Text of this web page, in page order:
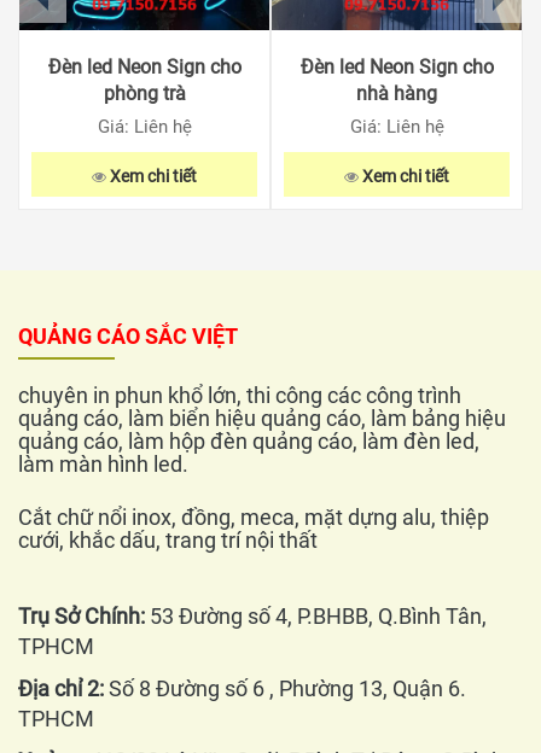
Đèn led Neon Sign cho
phòng trà
Giá: Liên hệ
Xem chi tiết
Đèn led Neon Sign cho
nhà hàng
Giá: Liên hệ
Xem chi tiết
QUẢNG CÁO SẮC VIỆT
chuyên in phun khổ lớn, thi công các công trình
quảng cáo, làm biển hiệu quảng cáo, làm bảng hiệu
quảng cáo, làm hộp đèn quảng cáo, làm đèn led,
làm màn hình led.
Cắt chữ nổi inox, đồng, meca, mặt dựng alu, thiệp
cưới, khắc dấu, trang trí nội thất
Trụ Sở Chính: 53 Đường số 4, P.BHBB, Q.Bình Tân,
TPHCM
Địa chỉ 2:Số 8 Đường số 6 , Phường 13, Quận 6.
TPHCM